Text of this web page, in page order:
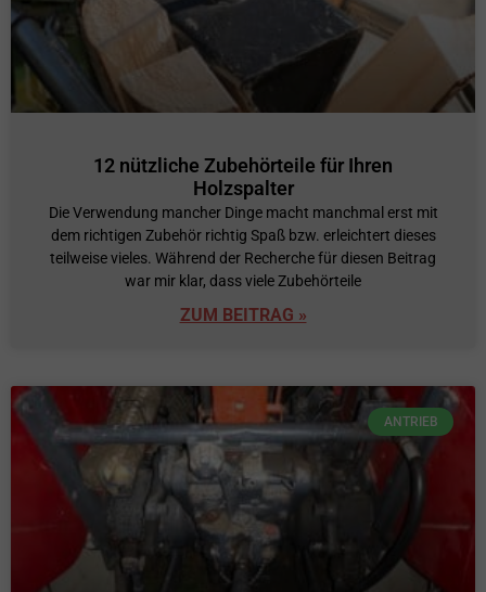
12 nützliche Zubehörteile für Ihren
Holzspalter
Die Verwendung mancher Dinge macht manchmal erst mit
dem richtigen Zubehör richtig Spaß bzw. erleichtert dieses
teilweise vieles. Während der Recherche für diesen Beitrag
war mir klar, dass viele Zubehörteile
ZUM BEITRAG »
ANTRIEB